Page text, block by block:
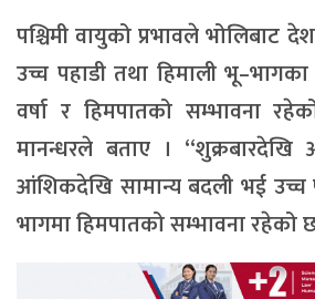
पश्चिमी वायुको प्रभावले भोलिबाट
उच्च पहाडी तथा हिमाली
वर्षा र हिमपातको सम्भावना
मानन्धरले बताए ।
आंशिकदेखि सामान्य बदली भई उच्च
भागमा हिमपातको सम्भावना रहेको